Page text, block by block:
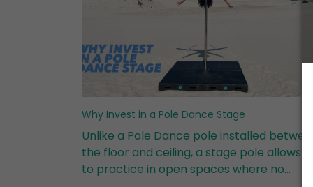
Why Invest in a Pole Dance Stage
Unlike a Pole Dance pole installed between
the floor and ceiling, a stage pole allows
to practice in open spaces where no